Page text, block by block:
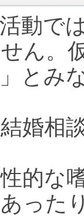
動で
ん。
とみ
婚相
的な
った